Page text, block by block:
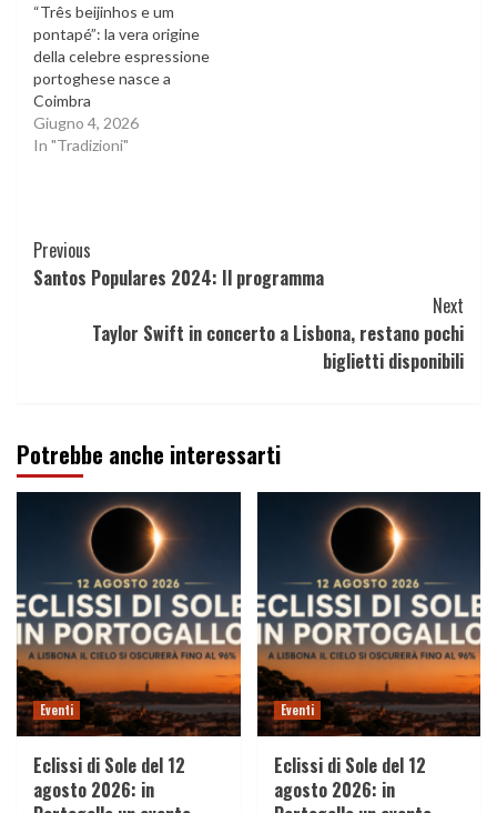
“Três beijinhos e um
pontapé”: la vera origine
della celebre espressione
portoghese nasce a
Coimbra
Giugno 4, 2026
In "Tradizioni"
Continue
Reading
Previous
Santos Populares 2024: Il programma
Next
Taylor Swift in concerto a Lisbona, restano pochi
biglietti disponibili
Potrebbe anche interessarti
Eventi
Eclissi di Sole del 12
agosto 2026: in
Eventi
Eclissi di Sole del 12
agosto 2026: in